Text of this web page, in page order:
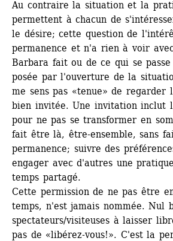
Au contraire la situation et la
permettent à chacun de
le désire; cette question de
permanence et n'a rien à voir
Barbara fait ou de ce qui se
posée par l'ouverture de la
me sens pas «tenue» de regarder
bien invitée. Une invitation inclut
pour ne pas se transformer en
fait être là, être-ensemble, sans
permanence; suivre des
engager avec d'autres une
temps partagé.
Cette permission de ne pas être
temps, n'est jamais nommée. Nul
spectateurs/visiteuses à laisser
pas de «libérez-vous!». C'est la